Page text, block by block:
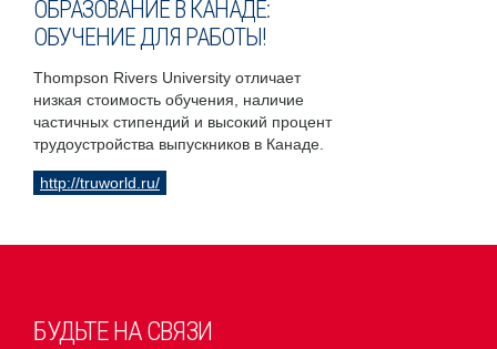
ОБРАЗОВАНИЕ В КАНАДЕ:
ОБУЧЕНИЕ ДЛЯ РАБОТЫ!
Thompson Rivers University отличает
низкая стоимость обучения, наличие
частичных стипендий и высокий процент
трудоустройства выпускников в Канаде.
http://truworld.ru/
БУДЬТЕ НА СВЯЗИ